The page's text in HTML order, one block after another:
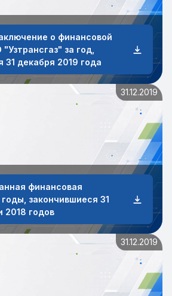
о финансовой
за год,
31 декабря 2019 года
31.12.2019
финансовая
закончившиеся 31
2018 годов
31.12.2019